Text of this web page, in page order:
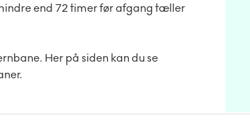
end 72 timer før afgang tæller
Her på siden kan du se